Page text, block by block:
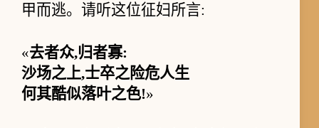
甲而逃。请听这位征妇所言:
«去者众,归者寡:
沙场之上,士卒之险危人生
何其酷似落叶之色!»